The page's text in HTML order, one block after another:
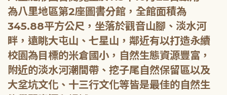
為八里地區第2座圖書分館，全館面積為
345.88平方公尺，坐落於觀音山腳、淡水河
畔，遠眺大屯山、七星山，鄰近有以打造永續
校園為目標的米倉國小，自然生態資源豐富，
附近的淡水河潮間帶、挖子尾自然保留區以及
大坌坑文化、十三行文化等皆是最佳的自然生